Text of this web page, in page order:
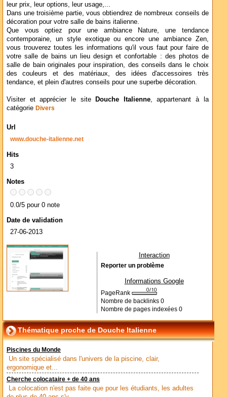
leur prix, leur options, leur usage,...
Dans une troisième partie, vous obtiendrez de nombreux conseils de
décoration pour votre salle de bains italienne.
Que vous optiez pour une ambiance Nature, une tendance
contemporaine, un style exotique ou encore une ambiance Zen,
vous trouverez toutes les informations qu'il vous faut pour faire de
votre salle de bains un lieu design et confortable : des photos de
salle de bain originales pour inspiration, des conseils dans le choix
des couleurs et des matériaux, des idées d'accessoires très
tendance, et plein d'autres conseils pour une superbe décoration.
Visiter et apprécier le site Douche Italienne, appartenant à la
catégorie Divers
Url
www.douche-italienne.net
Hits
3
Notes
0.0/5 pour 0 note
Date de validation
27-06-2013
Interaction
Reporter un problème
Informations Google
PageRank
Nombre de backlinks 0
Nombre de pages indexées 0
Thématique proche de Douche Italienne
Piscines du Monde
Un site spécialisé dans l'univers de la piscine, clair,
ergonomique et...
Cherche colocataire + de 40 ans
La colocation n'est pas faite que pour les étudiants, les adultes